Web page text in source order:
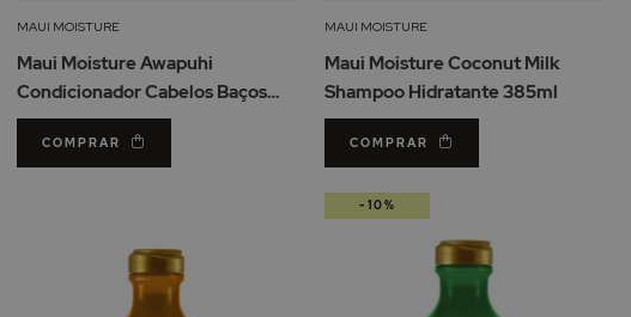
Lista
Desejos
Lista
Desejos
MAUI MOISTURE
Maui Moisture Awapuhi
Condicionador Cabelos Baços
385ml
COMPRAR
MAUI MOISTURE
Maui Moisture Coconut Milk
Shampoo Hidratante 385ml
COMPRAR
-10%